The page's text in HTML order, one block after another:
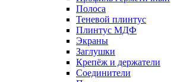
Полоса
Теневой плинтус
Плинтус МДФ
Экраны
Заглушки
Крепёж и держатели
Соединители